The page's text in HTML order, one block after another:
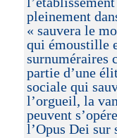
pleinement
« sauvera le
qui émoustille
surnuméraires
partie d’une
sociale qui
l’orgueil, la
peuvent
l’Opus Dei sur